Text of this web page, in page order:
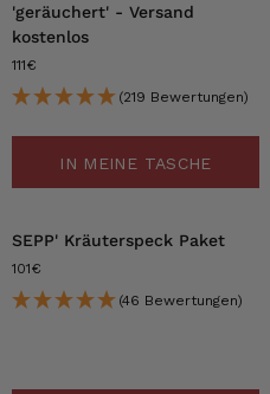
'geräuchert' - Versand
kostenlos
111€
(219 Bewertungen)
IN MEINE TASCHE
SEPP' Kräuterspeck Paket
101€
(46 Bewertungen)